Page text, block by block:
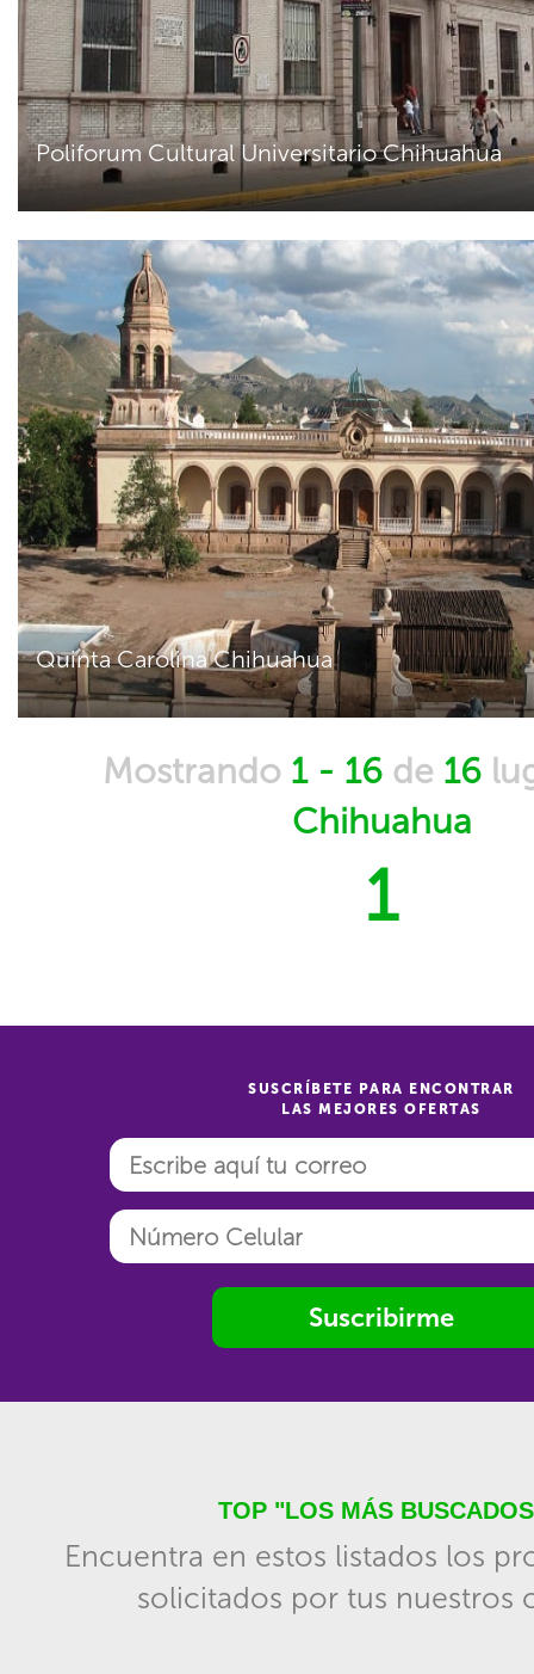
Poliforum Cultural Universitario Chihuahua
Quinta Carolina Chihuahua
Mostrando 1 - 16 de 16
Chihuahua
1
SUSCRÍBETE PARA ENCONTRAR
LAS MEJORES OFERTAS
Suscribirme
TOP "LOS MÁS
Encuentra en estos listados los
solicitados por tus nuestros